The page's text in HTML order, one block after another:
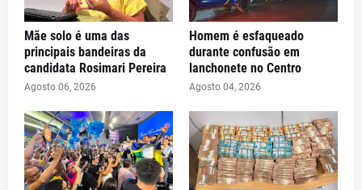
Mãe solo é uma das
principais bandeiras da
candidata Rosimari Pereira
Agosto 06, 2026
Homem é esfaqueado
durante confusão em
lanchonete no Centro
Agosto 04, 2026